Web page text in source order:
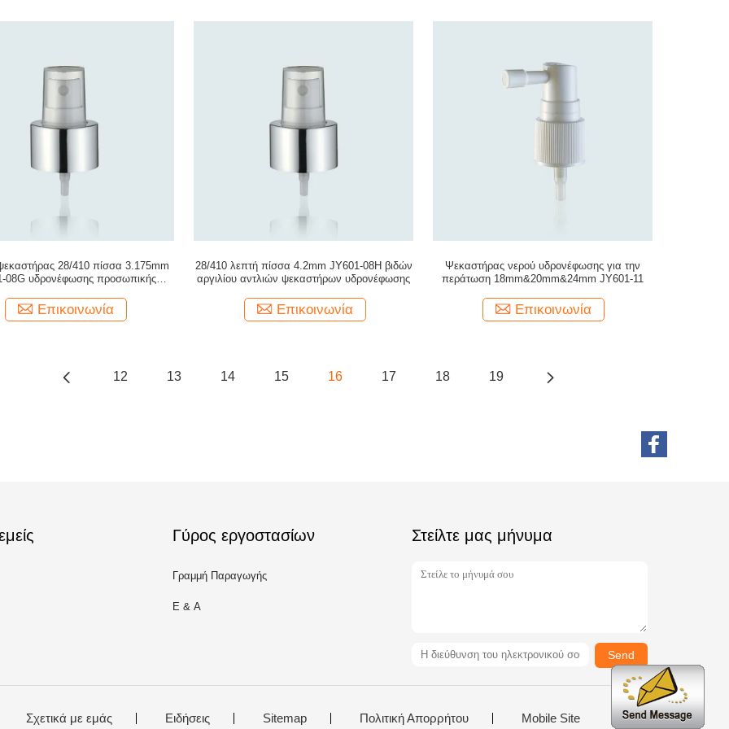
28/410 πίσσα 3.175mm
08G υδρονέφωσης προσωπικής
Επικοινωνία
28/410 λεπτή πίσσα 4.2mm JY601-08H βιδών
αργιλίου αντλιών ψεκαστήρων υδρονέφωσης
Επικοινωνία
Ψεκαστήρας νερού υδρονέφωσης για την
περάτωση 18mm&20mm&24mm JY601-11
Επικοινωνία
12 13 14 15 16 17 18 19
Γύρος εργοστασίων
Γραμμή Παραγωγής
Ε & Α
Στείλτε μας μήνυμα
Send
Σχετικά με εμάς Ειδήσεις Sitemap Πολιτική Απορρήτου Mobile Site